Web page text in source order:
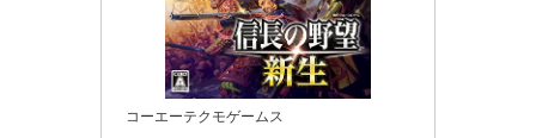
コーエーテクモゲームス